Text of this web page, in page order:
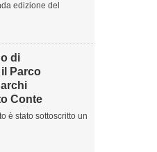
edizione del
di
Parco
Conte
è stato sottoscritto un